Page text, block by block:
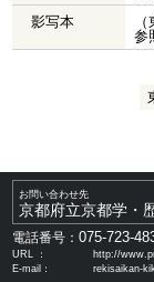
影写本
参
お問い合わせ先
京都府立京都学・
電話番号：075-723-
URL ：
http://
E-mail：
rekisaikan-